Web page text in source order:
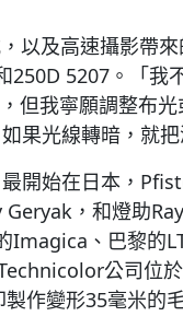
以及高速攝影帶
5207。「我
但我寧願調整布
果光線轉暗，就把
開始在日本，
，和燈助
、巴黎的
公司位
作變形35毫米的